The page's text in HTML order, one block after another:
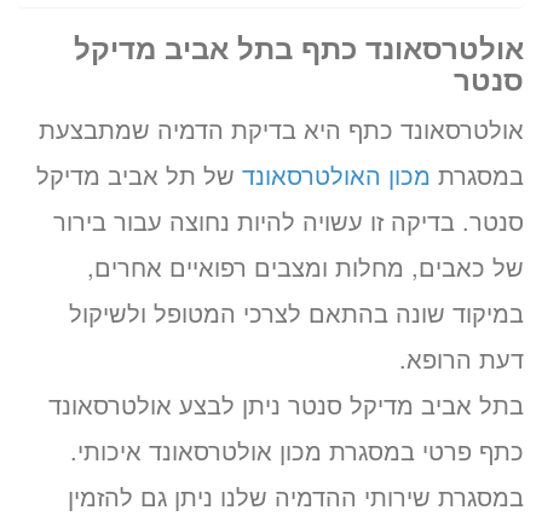
אולטרסאונד כתף בתל אביב מדיקל
סנטר
אולטרסאונד כתף היא בדיקת הדמיה שמתבצעת
במסגרת מכון האולטרסאונד של תל אביב מדיקל
סנטר. בדיקה זו עשויה להיות נחוצה עבור בירור
של כאבים, מחלות ומצבים רפואיים אחרים,
במיקוד שונה בהתאם לצרכי המטופל ולשיקול
דעת הרופא.
בתל אביב מדיקל סנטר ניתן לבצע אולטרסאונד
כתף פרטי במסגרת מכון אולטרסאונד איכותי.
במסגרת שירותי ההדמיה שלנו ניתן גם להזמין